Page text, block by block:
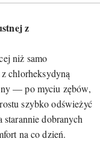
z
niż samo
chlorheksydyną
— po myciu zębów,
szybko odświeżyć
starannie dobranych
na co dzień.